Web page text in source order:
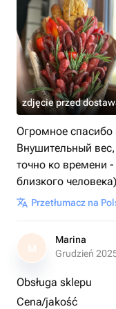
zdjęcie przed
Огромное спасибо
Внушительный
точно ко времени
близкого человека)
Przetłumacz na
M
Marina
Grudzień
Obsługa sklepu
Cena/jakość